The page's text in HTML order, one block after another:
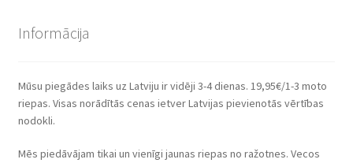
Informācija
Mūsu piegādes laiks uz Latviju ir vidēji 3-4 dienas. 19,95€/1-3 moto
riepas. Visas norādītās cenas ietver Latvijas pievienotās vērtības
nodokli.
Mēs piedāvājam tikai un vienīgi jaunas riepas no ražotnes. Vecos